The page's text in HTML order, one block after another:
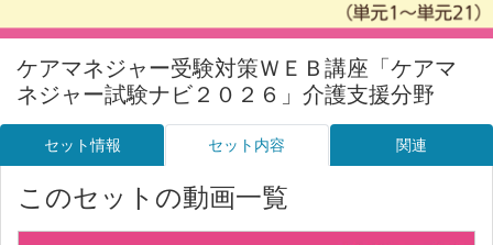
ケアマネジャー受験対策ＷＥＢ講座「ケアマ
ネジャー試験ナビ２０２６」介護支援分野
セット情報 セット内容 関連
このセットの動画一覧